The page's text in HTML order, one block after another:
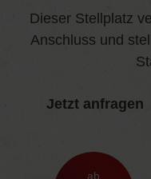
Dieser Stellplatz
Anschluss und
Jetzt anfragen
ab